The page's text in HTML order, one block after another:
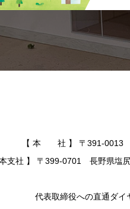
【 本 社 】 〒391-0013
本支社 】 〒399-0701 長野県
代表取締役への直通ダ